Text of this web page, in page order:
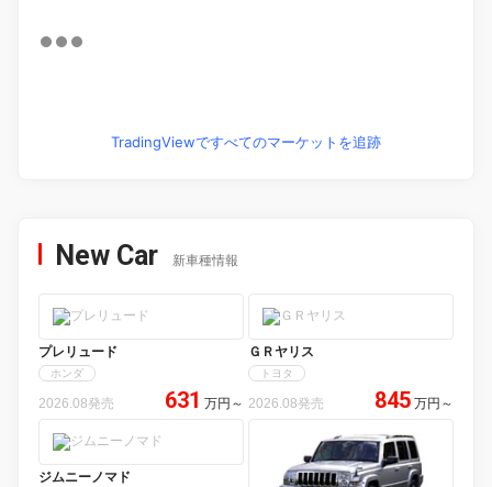
TradingViewですべてのマーケットを追跡
New Car 新車種情報
プレリュード
ホンダ
2026.08発売 631 万円 ～
ＧＲヤリス
トヨタ
2026.08発売 845 万円 ～
ジムニーノマド